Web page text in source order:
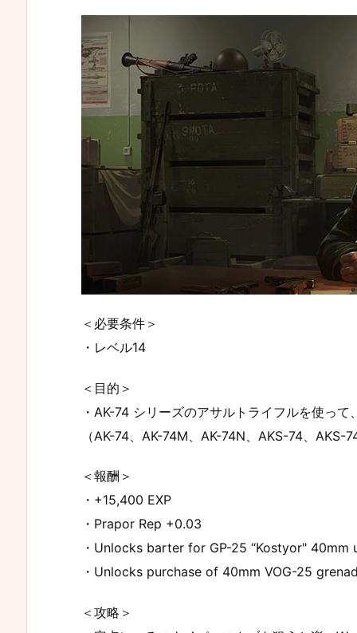
＜必要条件＞
・レベル14
＜目的＞
・AK-74 シリーズのアサルトライフルを使っ
（AK-74、AK-74M、AK-74N、AKS-74、AKS-
＜報酬＞
・+15,400 EXP
・Prapor Rep +0.03
・Unlocks barter for GP-25 “Kostyor"
・Unlocks purchase of 40mm VOG-25
＜攻略＞